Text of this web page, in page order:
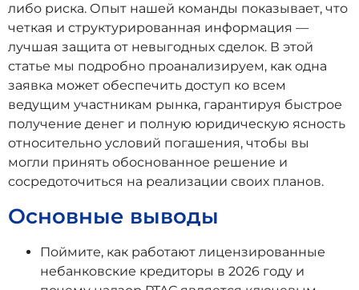
либо риска. Опыт нашей команды показывает, что
четкая и структурированная информация —
лучшая защита от невыгодных сделок. В этой
статье мы подробно проанализируем, как одна
заявка может обеспечить доступ ко всем
ведущим участникам рынка, гарантируя быстрое
получение денег и полную юридическую ясность
относительно условий погашения, чтобы вы
могли принять обоснованное решение и
сосредоточиться на реализации своих планов.
Основные выводы
Поймите, как работают лицензированные
небанковские кредиторы в 2026 году и